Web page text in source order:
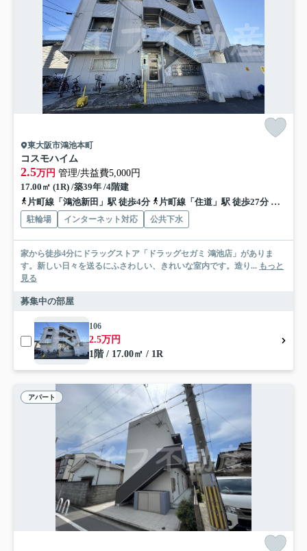
東大阪市鴻池本町
コスモハイム
2.5万円 管理/共益費5,000円
17.00㎡ (1R) /築39年 /4階建
片町線「鴻池新田」駅 徒歩4分
片町線「住道」駅 徒歩27分 片町線
駐輪場 インターネット対応 公共下水
家から徒歩4分にドラッグストア「ドラッグセガミ 鴻池店」がありま
す。新しい日々を送るにふさわしい、きれいな室内です。造り... もっと
見る
募集中の部屋
106
2.5万円
1階 / 17.00㎡ / 1R
アパート